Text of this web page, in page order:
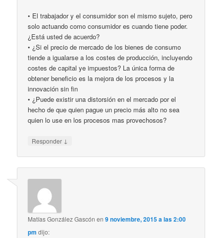
• El trabajador y el consumidor son el mismo sujeto, pero
solo actuando como consumidor es cuando tiene poder.
¿Está usted de acuerdo?
• ¿Si el precio de mercado de los bienes de consumo
tiende a igualarse a los costes de producción, incluyendo
costes de capital ye impuestos? La única forma de
obtener beneficio es la mejora de los procesos y la
innovación sin fin
• ¿Puede existir una distorsión en el mercado por el
hecho de que quien pague un precio más alto no sea
quien lo use en los procesos mas provechosos?
Responder ↓
Matías González Gascón en9 noviembre, 2015 a las 2:00
pm dijo: